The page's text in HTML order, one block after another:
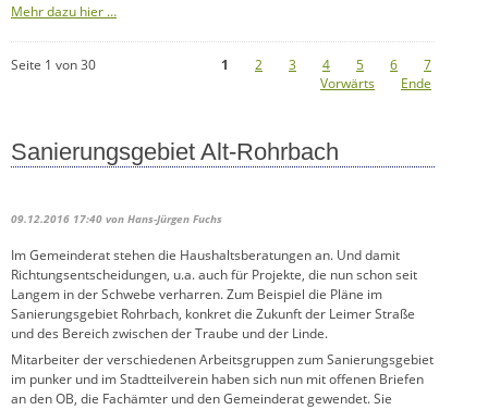
Mehr dazu hier …
Seite 1 von 30 1 2 3 4 5 6
7
Vorwärts
Ende
Sanierungsgebiet Alt-Rohrbach
09.12.2016 17:40 von Hans-Jürgen Fuchs
Im Gemeinderat stehen die Haushaltsberatungen an. Und damit
Richtungsentscheidungen, u.a. auch für Projekte, die nun schon seit
Langem in der Schwebe verharren. Zum Beispiel die Pläne im
Sanierungsgebiet Rohrbach, konkret die Zukunft der Leimer Straße
und des Bereich zwischen der Traube und der Linde.
Mitarbeiter der verschiedenen Arbeitsgruppen zum Sanierungsgebiet
im punker und im Stadtteilverein haben sich nun mit offenen Briefen
an den OB, die Fachämter und den Gemeinderat gewendet. Sie